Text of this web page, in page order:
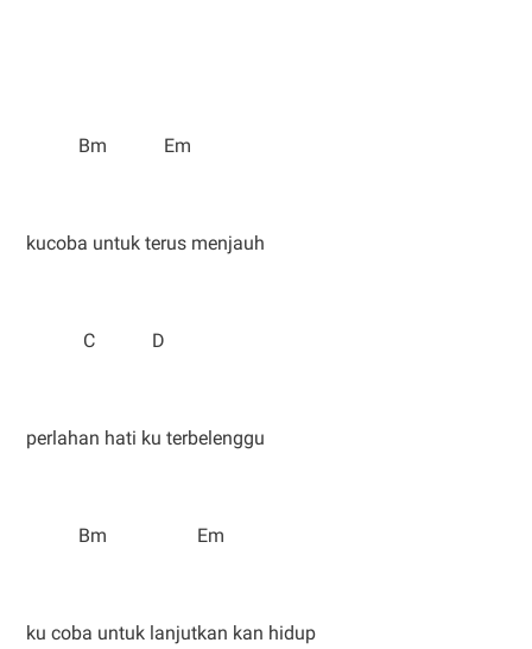
Bm Em
kucoba untuk terus menjauh
C D
perlahan hati ku terbelenggu
Bm Em
ku coba untuk lanjutkan kan hidup